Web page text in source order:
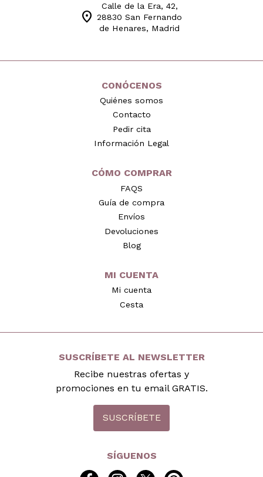
location_on
Calle de la Era, 42,
28830 San Fernando
de Henares, Madrid
CONÓCENOS
Quiénes somos
Contacto
Pedir cita
Información Legal
CÓMO COMPRAR
FAQS
Guía de compra
Envíos
Devoluciones
Blog
MI CUENTA
Mi cuenta
Cesta
SUSCRÍBETE AL NEWSLETTER
Recibe nuestras ofertas y
promociones en tu email GRATIS.
SUSCRÍBETE
SÍGUENOS